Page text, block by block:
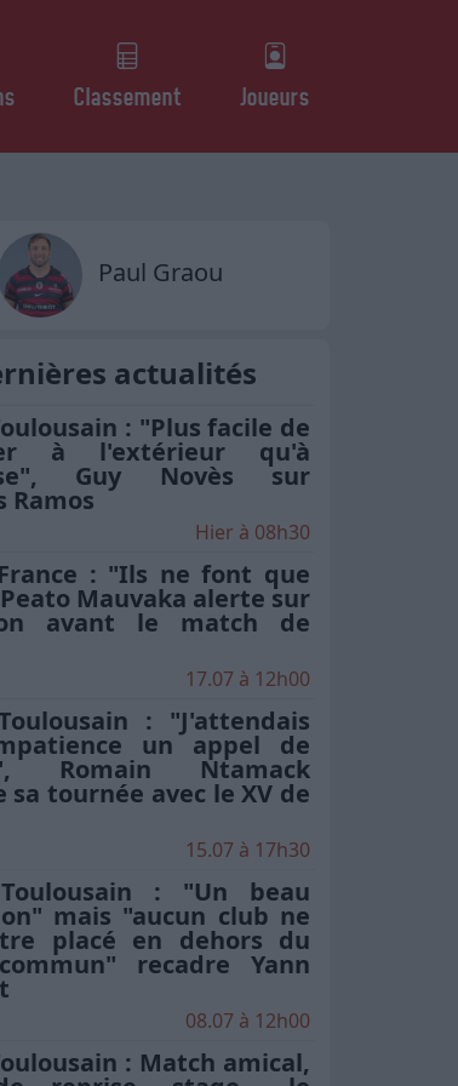
Classement Joueurs
Paul Graou
actualités
: "Plus facile de
à l'extérieur qu'à
Guy Novès sur
Ramos
Hier à 08h30
: "Ils ne font que
Mauvaka alerte sur
avant le match de
17.07 à 12h00
: "J'attendais
un appel de
Romain Ntamack
sa tournée avec le XV de
15.07 à 17h30
: "Un beau
mais "aucun club ne
placé en dehors du
recadre Yann
08.07 à 12h00
: Match amical,